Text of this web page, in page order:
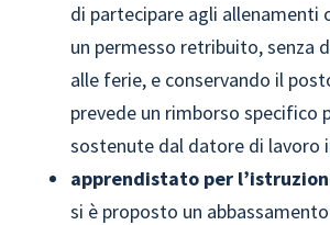
di partecipare agli allenamenti
un permesso retribuito, senza
alle ferie, e conservando il
prevede un rimborso specifico
sostenute dal datore di lavoro
apprendistato per
si è proposto un